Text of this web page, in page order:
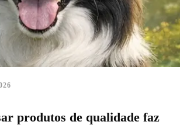
produtos de qualidade faz